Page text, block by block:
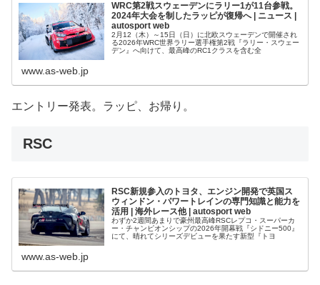
WRC第2戦スウェーデンにラリー1が11台参戦。
2024年大会を制したラッピが復帰へ | ニュース |
autosport web
2月12（木）～15日（日）に北欧スウェーデンで開催され
る2026年WRC世界ラリー選手権第2戦『ラリー・スウェー
デン』へ向けて、最高峰のRC1クラスを含む全
www.as-web.jp
エントリー発表。ラッピ、お帰り。
RSC
RSC新規参入のトヨタ、エンジン開発で英国ス
ウィンドン・パワートレインの専門知識と能力を
活用 | 海外レース他 | autosport web
わずか2週間あまりで豪州最高峰RSCレプコ・スーパーカ
ー・チャンピオンシップの2026年開幕戦『シドニー500』
にて、晴れてシリーズデビューを果たす新型『トヨ
www.as-web.jp